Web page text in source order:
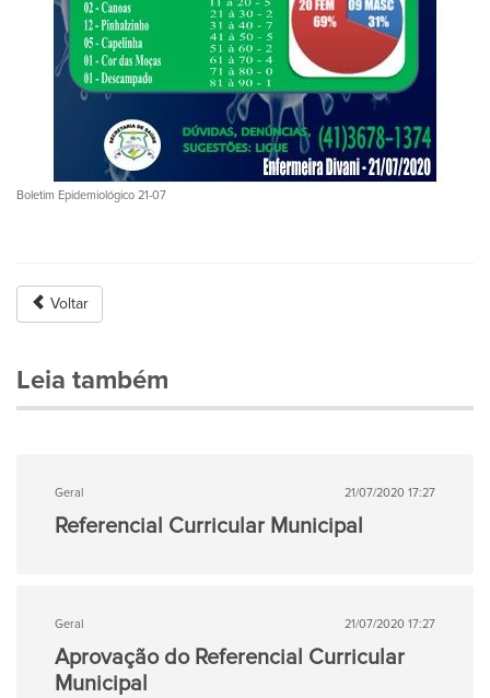
Boletim Epidemiológico 21-07
Voltar
Leia também
Geral 21/07/2020 17:27
Referencial Curricular Municipal
Geral 21/07/2020 17:27
Aprovação do Referencial Curricular
Municipal